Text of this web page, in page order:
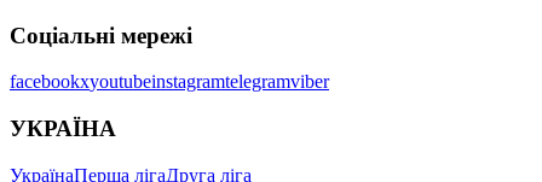
Соціальні мережі
facebookxyoutubeinstagramtelegramviber
УКРАЇНА
УкраїнаПерша лігаДруга ліга